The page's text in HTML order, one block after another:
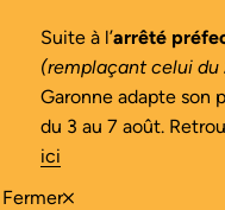
Fermer
Suite à l’arrêté
(remplaçant celui
Garonne adapte son
du 3 au 7 août.
ici